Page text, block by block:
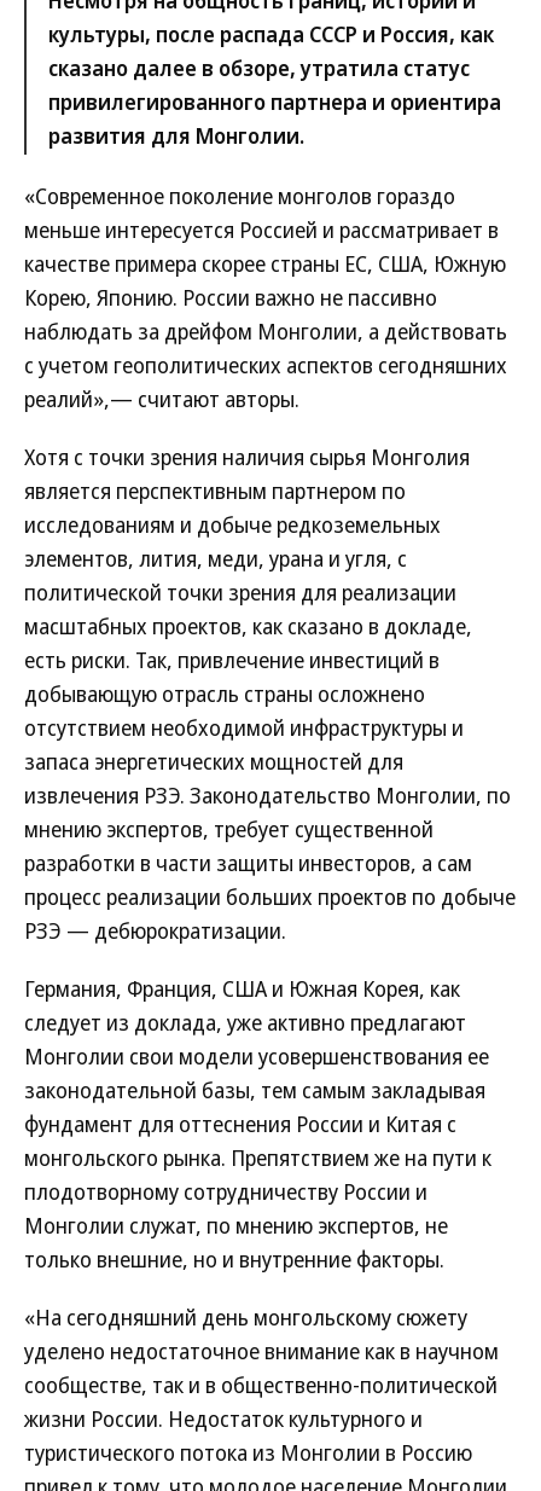
культуры, после распада СССР и Россия, как
сказано далее в обзоре, утратила статус
привилегированного партнера и ориентира
развития для Монголии.
«Современное поколение монголов гораздо
меньше интересуется Россией и рассматривает в
качестве примера скорее страны ЕС, США, Южную
Корею, Японию. России важно не пассивно
наблюдать за дрейфом Монголии, а действовать
с учетом геополитических аспектов сегодняшних
реалий»,— считают авторы.
Хотя с точки зрения наличия сырья Монголия
является перспективным партнером по
исследованиям и добыче редкоземельных
элементов, лития, меди, урана и угля, с
политической точки зрения для реализации
масштабных проектов, как сказано в докладе,
есть риски. Так, привлечение инвестиций в
добывающую отрасль страны осложнено
отсутствием необходимой инфраструктуры и
запаса энергетических мощностей для
извлечения РЗЭ. Законодательство Монголии, по
мнению экспертов, требует существенной
разработки в части защиты инвесторов, а сам
процесс реализации больших проектов по добыче
РЗЭ — дебюрократизации.
Германия, Франция, США и Южная Корея, как
следует из доклада, уже активно предлагают
Монголии свои модели усовершенствования ее
законодательной базы, тем самым закладывая
фундамент для оттеснения России и Китая с
монгольского рынка. Препятствием же на пути к
плодотворному сотрудничеству России и
Монголии служат, по мнению экспертов, не
только внешние, но и внутренние факторы.
«На сегодняшний день монгольскому сюжету
уделено недостаточное внимание как в научном
сообществе, так и в общественно-политической
жизни России. Недостаток культурного и
туристического потока из Монголии в Россию